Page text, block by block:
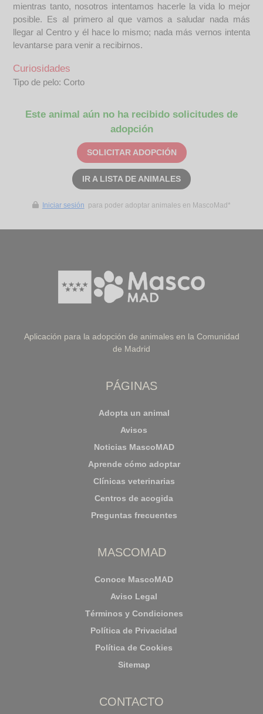
mientras tanto, nosotros intentamos hacerle la vida lo mejor
posible. Es al primero al que vamos a saludar nada más
llegar al Centro y él hace lo mismo; nada más vernos intenta
levantarse para venir a recibirnos.
Curiosidades
Tipo de pelo: Corto
Este animal aún no ha recibido solicitudes de
adopción
SOLICITAR ADOPCIÓN
IR A LISTA DE ANIMALES
Iniciar sesión para poder adoptar animales en MascoMad*
Aplicación para la adopción de animales en la Comunidad
de Madrid
PÁGINAS
Adopta un animal
Avisos
Noticias MascoMAD
Aprende cómo adoptar
Clínicas veterinarias
Centros de acogida
Preguntas frecuentes
MASCOMAD
Conoce MascoMAD
Aviso Legal
Términos y Condiciones
Política de Privacidad
Política de Cookies
Sitemap
CONTACTO